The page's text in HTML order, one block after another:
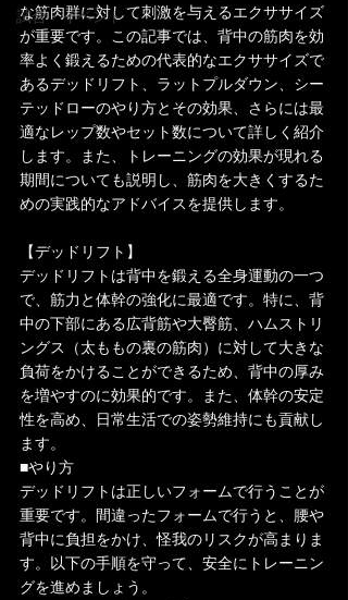
試合・イベント
な筋肉群に対して刺激を与えるエクササイズ
が重要です。この記事では、背中の筋肉を効
率よく鍛えるための代表的なエクササイズで
あるデッドリフト、ラットプルダウン、シー
テッドローのやり方とその効果、さらには最
適なレップ数やセット数について詳しく紹介
します。また、トレーニングの効果が現れる
期間についても説明し、筋肉を大きくするた
めの実践的なアドバイスを提供します。
【デッドリフト】
デッドリフトは背中を鍛える全身運動の一つ
で、筋力と体幹の強化に最適です。特に、背
中の下部にある広背筋や大臀筋、ハムストリ
ングス（太ももの裏の筋肉）に対して大きな
負荷をかけることができるため、背中の厚み
を増やすのに効果的です。また、体幹の安定
性を高め、日常生活での姿勢維持にも貢献し
ます。
■やり方
デッドリフトは正しいフォームで行うことが
重要です。間違ったフォームで行うと、腰や
背中に負担をかけ、怪我のリスクが高まりま
す。以下の手順を守って、安全にトレーニン
グを進めましょう。